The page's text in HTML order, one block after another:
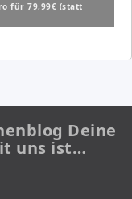
für 79,99€ (statt
Deine
uns ist…